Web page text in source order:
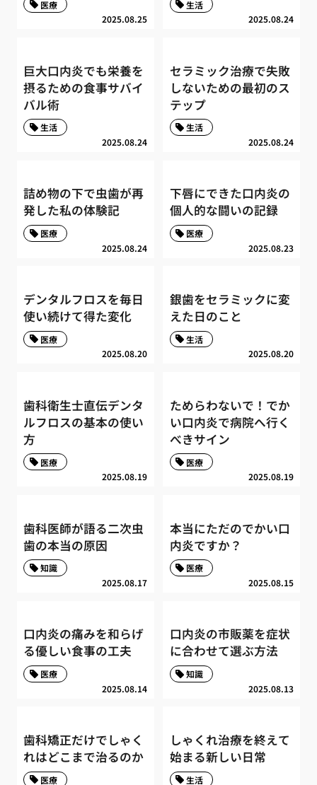
2025.08.25
医療
2025.08.24
生活
巨大口内炎でも栄養を
摂るための食事サバイ
バル術
2025.08.24
生活
セラミック治療で失敗
しないための最初のス
テップ
2025.08.24
生活
詰め物の下で虫歯が再
発した私の体験記
2025.08.24
医療
下唇にできた口内炎の
個人的な闘いの記録
2025.08.23
医療
デンタルフロスを毎日
使い続けて得た変化
2025.08.20
医療
銀歯をセラミックに変
えた日のこと
2025.08.20
生活
歯科衛生士直伝デンタ
ルフロスの基本の使い
方
2025.08.19
医療
ためらわないで！でか
い口内炎で病院へ行く
べきサイン
2025.08.19
医療
歯科医師が語る二次虫
歯の本当の原因
2025.08.17
知識
本当にただのでかい口
内炎ですか？
2025.08.15
医療
口内炎の痛みを和らげ
る優しい食事の工夫
2025.08.14
医療
口内炎の市販薬を症状
に合わせて選ぶ方法
2025.08.13
知識
歯科矯正だけでしゃく
れはどこまで治るのか
医療
しゃくれ治療を終えて
始まる新しい日常
生活